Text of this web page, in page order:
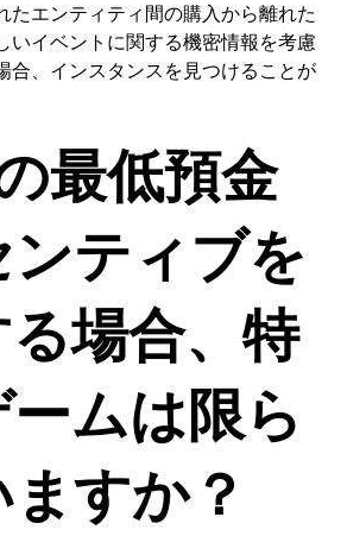
たエンティティ間の購入から離れた
いイベントに関する機密情報を考慮
合、インスタンスを見つけることが
最低預金
ティブを
場合、特
ムは限ら
すか？